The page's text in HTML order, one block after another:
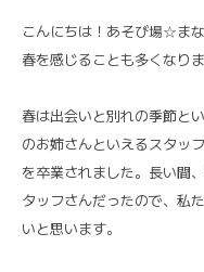
こんにちは！あそび場☆ま
春を感じることも多くなり
春は出会いと別れの季節と
のお姉さんといえるスタッ
を卒業されました。長い間
タッフさんだったので、私
いと思います。